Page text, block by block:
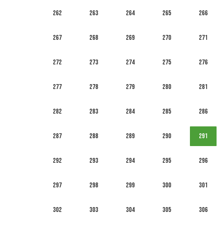
262 263 264 265 266
267 268 269 270 271
272 273 274 275 276
277 278 279 280 281
282 283 284 285 286
287 288 289 290 291
292 293 294 295 296
297 298 299 300 301
302 303 304 305 306